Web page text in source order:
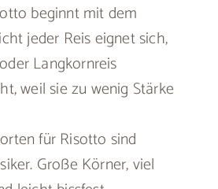
beginnt mit dem
jeder Reis eignet sich,
Langkornreis
weil sie zu wenig Stärke
für Risotto sind
Große Körner, viel